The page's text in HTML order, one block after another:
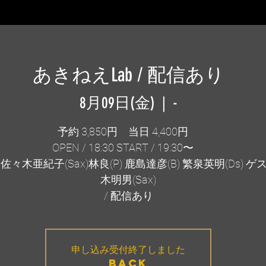
あきねえLab / 配信あり
8月09日(金)
  |
-
予約 3,850円 当日 4,400円
OPEN / 18:30 START / 19:30〜
々木亜紀子(Sax)林良(P) 鹿島達彦(B) 繁泉英明(Ds) ゲ
木明男(Sax)
/ 配信あり
申し込み受付終了しました
BACK